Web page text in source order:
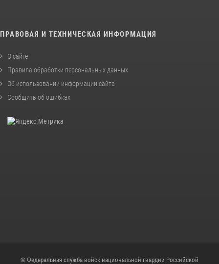
ПРАВОВАЯ И ТЕХНИЧЕСКАЯ ИНФОРМАЦИЯ
О сайте
Правила обработки персональных данных
Об использовании информации сайта
Сообщить об ошибках
© Федеральная служба войск национальной гвардии Российской